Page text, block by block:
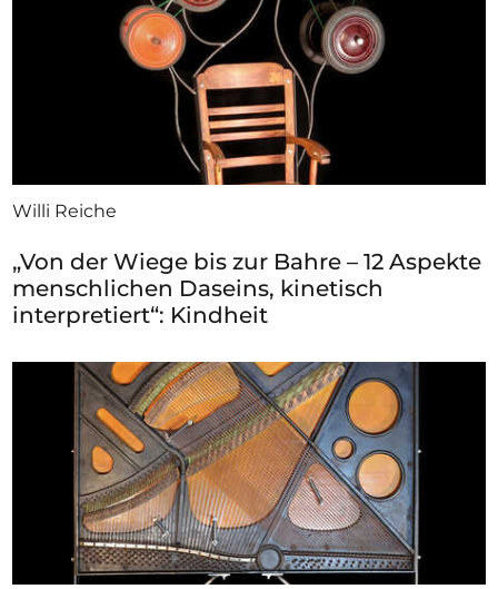
Willi Reiche
„Von der Wiege bis zur Bahre – 12 Aspekte
menschlichen Daseins, kinetisch
interpretiert“: Kindheit